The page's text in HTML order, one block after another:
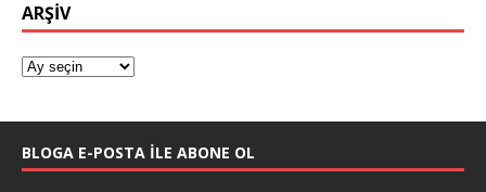
ARŞIV
BLOGA E-POSTA ILE ABONE OL